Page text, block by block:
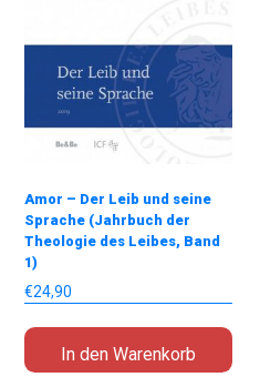
Amor – Der Leib und seine
Sprache (Jahrbuch der
Theologie des Leibes, Band
1)
€24,90
In den Warenkorb